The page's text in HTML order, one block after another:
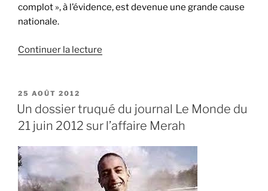
complot », à l’évidence, est devenue une grande cause
nationale.
Continuer la lecture
est
une
PUBLIÉ
LE
25 AOÛT 2012
Un dossier truqué du journal Le Monde du
21 juin 2012 sur l’affaire Merah